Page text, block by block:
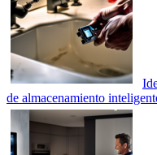
de almacenamiento